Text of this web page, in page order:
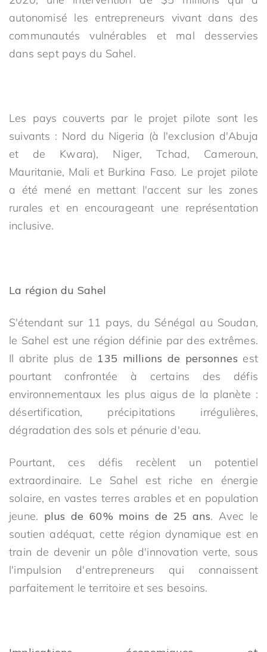
autonomisé les entrepreneurs vivant dans des
communautés vulnérables et mal desservies
dans sept pays du Sahel.
Les pays couverts par le projet pilote sont les
suivants : Nord du Nigeria (à l'exclusion d'Abuja
et de Kwara), Niger, Tchad, Cameroun,
Mauritanie, Mali et Burkina Faso. Le projet pilote
a été mené en mettant l'accent sur les zones
rurales et en encourageant une représentation
inclusive.
La région du Sahel
S'étendant sur 11 pays, du Sénégal au Soudan,
le Sahel est une région définie par des extrêmes.
Il abrite plus de 135 millions de personnes est
pourtant confrontée à certains des défis
environnementaux les plus aigus de la planète :
désertification, précipitations irrégulières,
dégradation des sols et pénurie d'eau.
Pourtant, ces défis recèlent un potentiel
extraordinaire. Le Sahel est riche en énergie
solaire, en vastes terres arables et en population
jeune. plus de 60% moins de 25 ans. Avec le
soutien adéquat, cette région dynamique est en
train de devenir un pôle d'innovation verte, sous
l'impulsion d'entrepreneurs qui connaissent
parfaitement le territoire et ses besoins.